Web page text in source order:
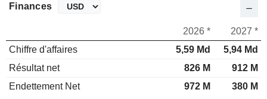
Finances
2026 *
2027 *
Chiffre d'affaires
5,59 Md
5,94 Md
Résultat net
826 M
912 M
Endettement Net
972 M 380 M